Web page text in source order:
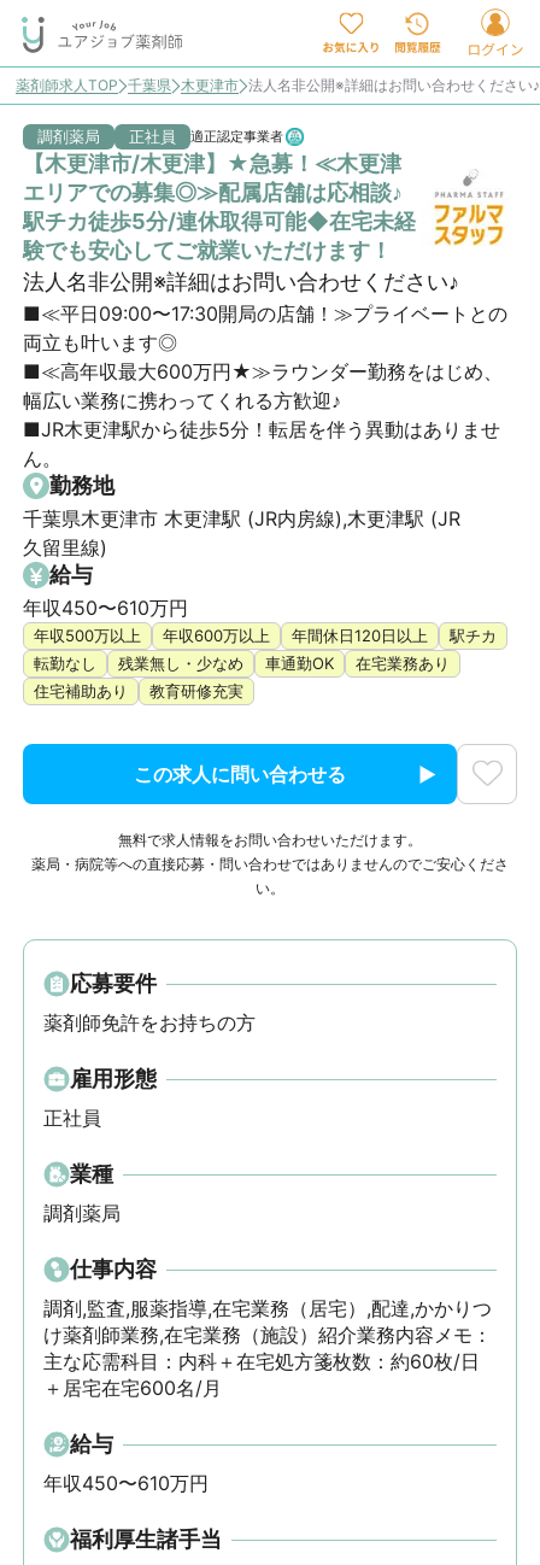
薬剤師求人TOP 千葉県 木更津市 法人名非公開※詳細はお問い合わせください
調剤薬局 正社員 適正認定事業者
【木更津市/木更津】★急募！≪木更津
エリアでの募集◎≫配属店舗は応相談♪
駅チカ徒歩5分/連休取得可能◆在宅未経
験でも安心してご就業いただけます！
法人名非公開※詳細はお問い合わせください♪
■≪平日09:00〜17:30開局の店舗！≫プライベートとの
両立も叶います◎
■≪高年収最大600万円★≫ラウンダー勤務をはじめ、
幅広い業務に携わってくれる方歓迎♪
■JR木更津駅から徒歩5分！転居を伴う異動はありませ
ん。
勤務地
千葉県木更津市 木更津駅 (JR内房線),木更津駅 (JR
久留里線)
給与
年収450〜610万円
年収500万以上 年収600万以上 年間休日120日以上
駅チカ
転勤なし
残業無し・少なめ 車通勤OK
在宅業務あり
住宅補助あり
教育研修充実
この求人に問い合わせる
無料で求人情報をお問い合わせいただけます。
薬局・病院等への直接応募・問い合わせではありませんのでご安心くださ
い。
応募要件
薬剤師免許をお持ちの方
雇用形態
正社員
業種
調剤薬局
仕事内容
調剤,監査,服薬指導,在宅業務（居宅）,配達,かかりつ
け薬剤師業務,在宅業務（施設）紹介業務内容メモ：
主な応需科目：内科＋在宅処方箋枚数：約60枚/日
＋居宅在宅600名/月
給与
年収450〜610万円
福利厚生諸手当